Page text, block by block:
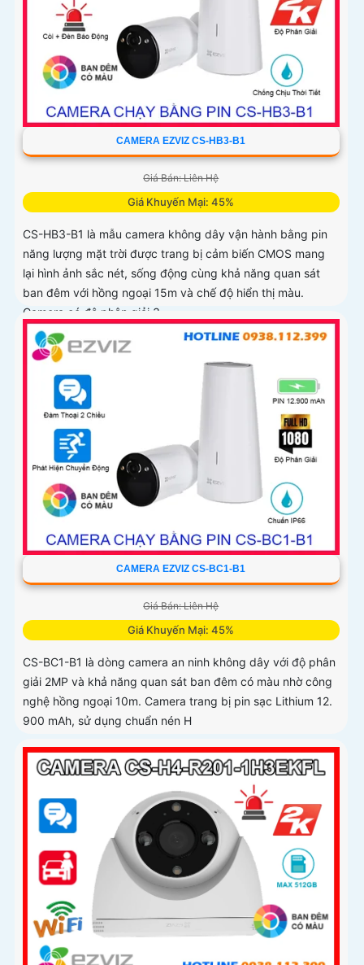
CAMERA EZVIZ CS-HB3-B1
Giá Bán: Liên Hệ
Giá Khuyến Mại: 45%
CS-HB3-B1 là mẫu camera không dây vận hành bằng pin
năng lượng mặt trời được trang bị cảm biến CMOS mang
lại hình ảnh sắc nét, sống động cùng khả năng quan sát
ban đêm với hồng ngoại 15m và chế độ hiển thị màu.
Camera có độ phân giải 3
CAMERA EZVIZ CS-BC1-B1
Giá Bán: Liên Hệ
Giá Khuyến Mại: 45%
CS-BC1-B1 là dòng camera an ninh không dây với độ phân
giải 2MP và khả năng quan sát ban đêm có màu nhờ công
nghệ hồng ngoại 10m. Camera trang bị pin sạc Lithium 12.
900 mAh, sử dụng chuẩn nén H